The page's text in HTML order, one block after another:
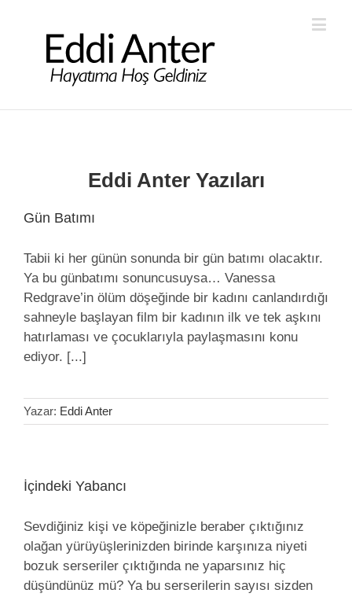
Eddi Anter Yazıları
Gün Batımı
Tabii ki her günün sonunda bir gün batımı olacaktır.
Ya bu günbatımı sonuncusuysa… Vanessa
Redgrave’in ölüm döşeğinde bir kadını canlandırdığı
sahneyle başlayan film bir kadının ilk ve tek aşkını
hatırlaması ve çocuklarıyla paylaşmasını konu
ediyor. [...]
Yazar: Eddi Anter
İçindeki Yabancı
Sevdiğiniz kişi ve köpeğinizle beraber çıktığınız
olağan yürüyüşlerinizden birinde karşınıza niyeti
bozuk serseriler çıktığında ne yaparsınız hiç
düşündünüz mü? Ya bu serserilerin sayısı sizden